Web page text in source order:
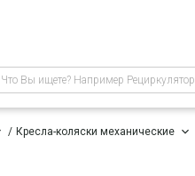
Что Вы ищете? Например Рециркулятор
Кресла-коляски механические